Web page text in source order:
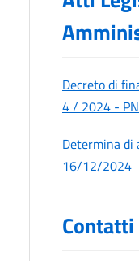
Decreto di
4 / 2024 -
Determina di
16/12/2024
Contatti